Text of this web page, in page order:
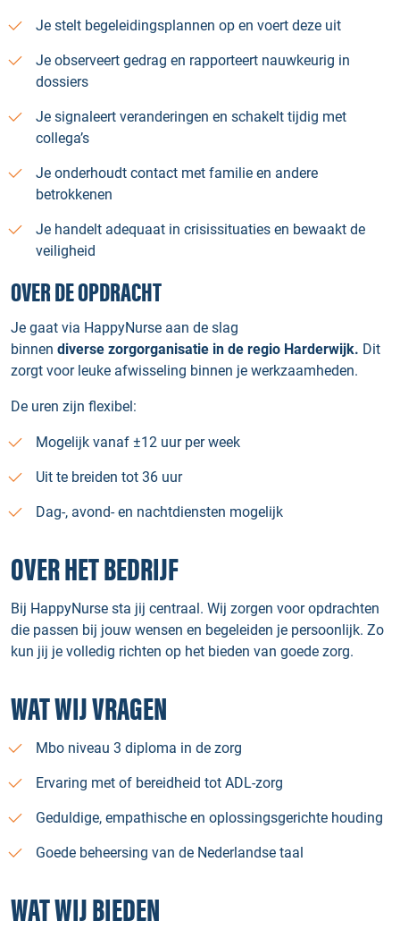
Je stelt begeleidingsplannen op en voert deze uit
Je observeert gedrag en rapporteert nauwkeurig in
dossiers
Je signaleert veranderingen en schakelt tijdig met
collega’s
Je onderhoudt contact met familie en andere
betrokkenen
Je handelt adequaat in crisissituaties en bewaakt de
veiligheid
OVER DE OPDRACHT
Je gaat via HappyNurse aan de slag
binnen diverse zorgorganisatie in de regio Harderwijk. Dit
zorgt voor leuke afwisseling binnen je werkzaamheden.
De uren zijn flexibel:
Mogelijk vanaf ±12 uur per week
Uit te breiden tot 36 uur
Dag-, avond- en nachtdiensten mogelijk
OVER HET BEDRIJF
Bij HappyNurse sta jij centraal. Wij zorgen voor opdrachten
die passen bij jouw wensen en begeleiden je persoonlijk. Zo
kun jij je volledig richten op het bieden van goede zorg.
WAT WIJ VRAGEN
Mbo niveau 3 diploma in de zorg
Ervaring met of bereidheid tot ADL-zorg
Geduldige, empathische en oplossingsgerichte houding
Goede beheersing van de Nederlandse taal
WAT WIJ BIEDEN